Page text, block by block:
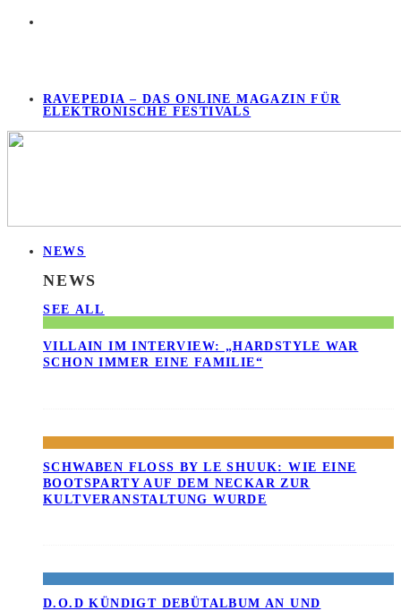
RAVEPEDIA – DAS ONLINE MAGAZIN FÜR
ELEKTRONISCHE FESTIVALS
NEWS
NEWS
SEE ALL
VILLAIN IM INTERVIEW: „HARDSTYLE WAR
SCHON IMMER EINE FAMILIE“
SCHWABEN FLOSS BY LE SHUUK: WIE EINE B
OOTSPARTY AUF DEM NECKAR ZUR K
ULTVERANSTALTUNG WURDE
D.O.D KÜNDIGT DEBÜTALBUM AN UND